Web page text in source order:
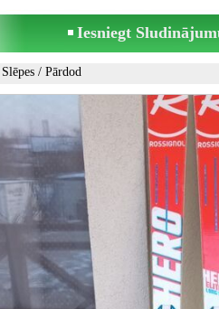
Iesniegt
Slēpes / Pārdod